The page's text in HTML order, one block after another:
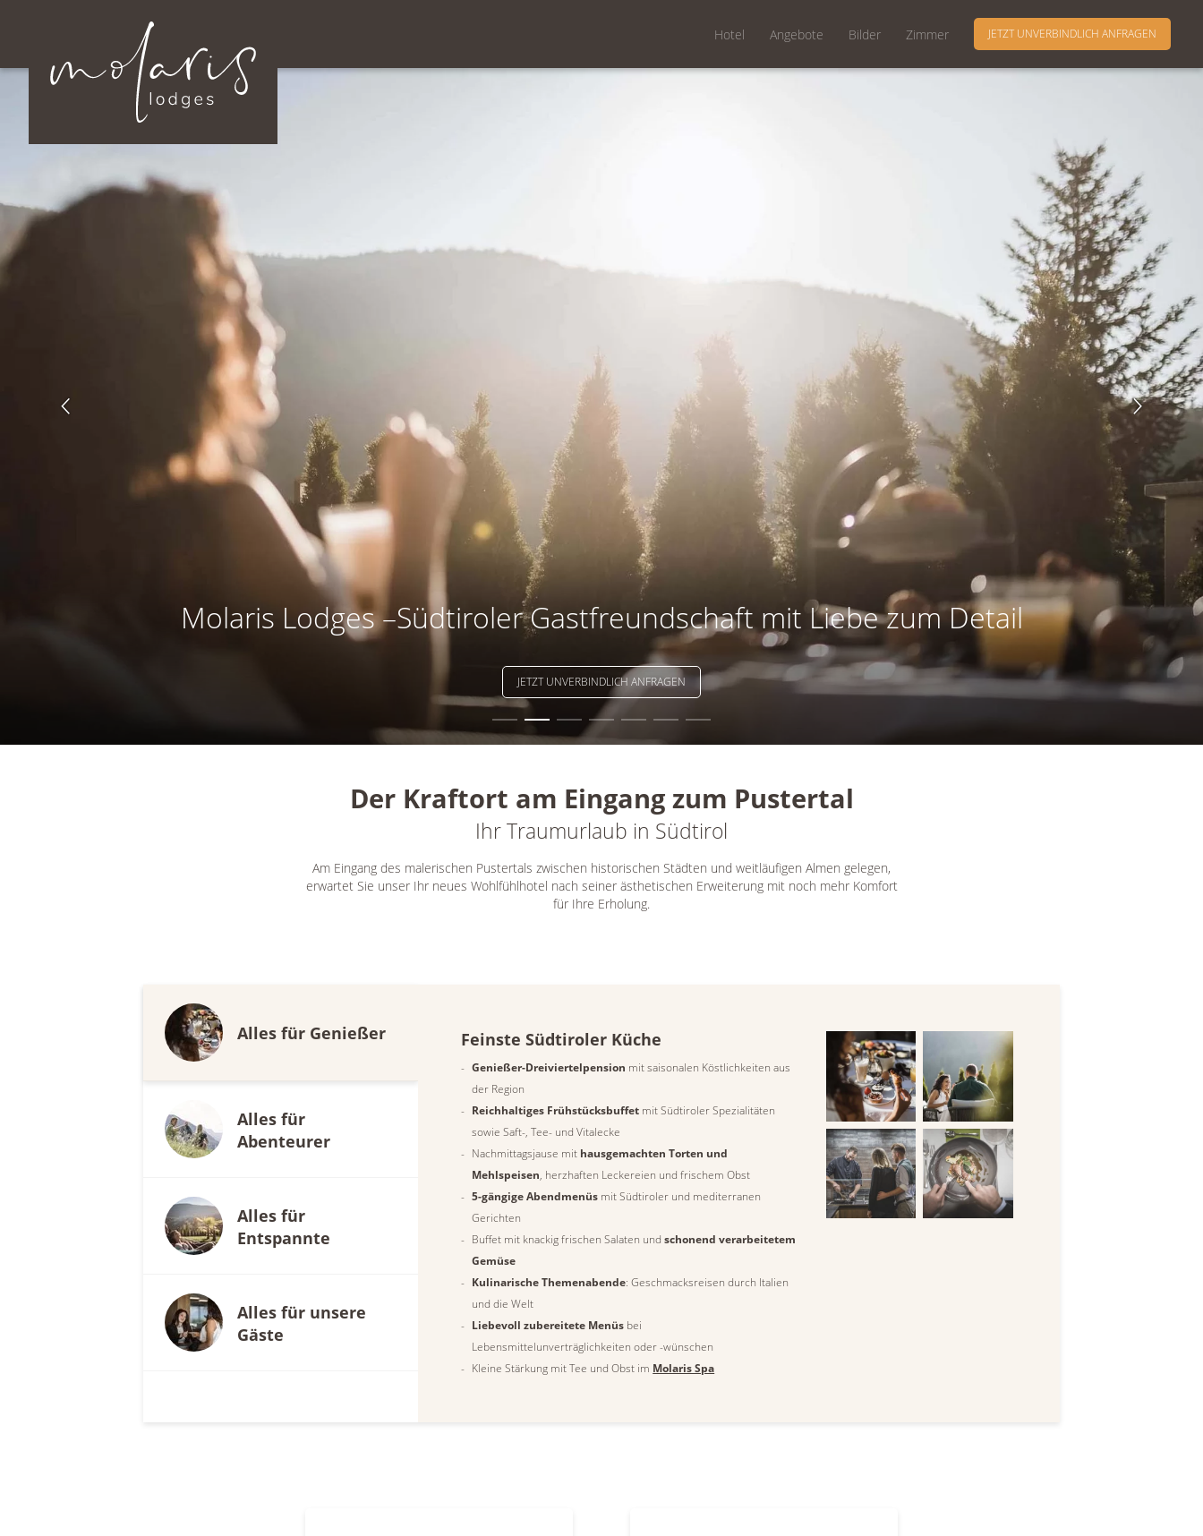
Hotel Angebote Bilder Zimmer JETZT UNVERBINDLICH ANFRAGEN
Molaris Lodges –Südtiroler Gastfreundschaft mit Liebe zum Detail
JETZT UNVERBINDLICH ANFRAGEN
Der Kraftort am Eingang zum Pustertal
Ihr Traumurlaub in Südtirol
Am Eingang des malerischen Pustertals zwischen historischen Städten und weitläufigen Almen gelegen,
erwartet Sie unser Ihr neues Wohlfühlhotel nach seiner ästhetischen Erweiterung mit noch mehr Komfort
für Ihre Erholung.
Alles für Genießer
Alles für
Abenteurer
Alles für
Entspannte
Alles für unsere
Gäste
Feinste Südtiroler Küche
Genießer-Dreiviertelpension mit saisonalen Köstlichkeiten aus
der Region
Reichhaltiges Frühstücksbuffet mit Südtiroler Spezialitäten
sowie Saft-, Tee- und Vitalecke
Nachmittagsjause mit hausgemachten Torten und
Mehlspeisen, herzhaften Leckereien und frischem Obst
5-gängige Abendmenüs mit Südtiroler und mediterranen
Gerichten
Buffet mit knackig frischen Salaten undschonend verarbeitetem
Gemüse
Kulinarische Themenabende: Geschmacksreisen durch Italien
und die Welt
Liebevoll zubereitete Menüs bei
Lebensmittelunverträglichkeiten oder -wünschen
Kleine Stärkung mit Tee und Obst im Molaris Spa